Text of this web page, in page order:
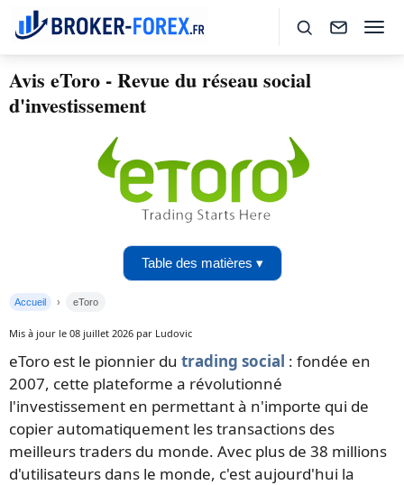
Avis eToro - Revue du réseau social
d'investissement
Table des matières ▾
Accueil eToro
Mis à jour le 08 juillet 2026 par Ludovic
eToro est le pionnier du trading social : fondée en
2007, cette plateforme a révolutionné
l'investissement en permettant à n'importe qui de
copier automatiquement les transactions des
meilleurs traders du monde. Avec plus de 38 millions
d'utilisateurs dans le monde, c'est aujourd'hui la